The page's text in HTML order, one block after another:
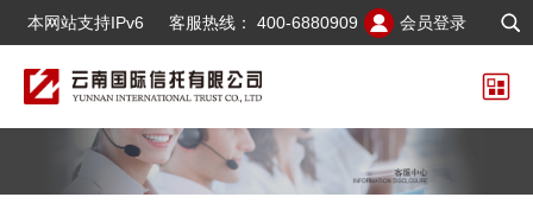
会员登录
客服热线： 400-6880909
本网站支持IPv6